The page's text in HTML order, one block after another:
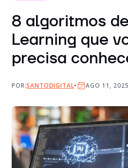
8 algoritmos
Learning que
precisa
POR:SANTODIGITAL AGO 11, 2025